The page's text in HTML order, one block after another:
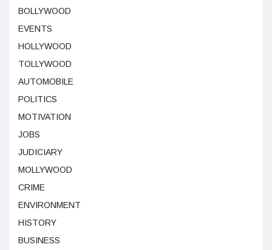
BOLLYWOOD
EVENTS
HOLLYWOOD
TOLLYWOOD
AUTOMOBILE
POLITICS
MOTIVATION
JOBS
JUDICIARY
MOLLYWOOD
CRIME
ENVIRONMENT
HISTORY
BUSINESS